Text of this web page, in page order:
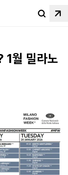
1월 밀라노